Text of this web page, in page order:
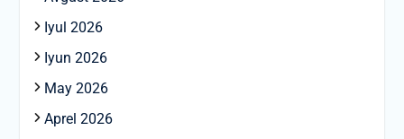
Iyul 2026
Iyun 2026
May 2026
Aprel 2026